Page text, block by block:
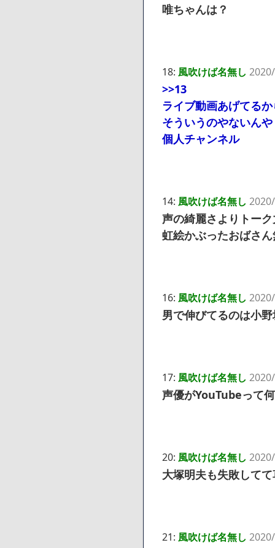
唯ちゃんは？
18: 風吹けば名無し
>>13
ライブ動画あげてる
そういうのやないんや
個人チャンネル
14: 風吹けば名無し
声の綺麗さよりトー
虹絵かぶったおばさ
16: 風吹けば名無し
男で伸びてるのは小
17: 風吹けば名無し
声優がYouTubeって
20: 風吹けば名無し
大塚明夫も失敗して
21: 風吹けば名無し